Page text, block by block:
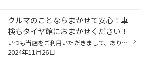
クルマのことならまかせて安心！車
検もタイヤ館におまかせください！
いつも当店をご利用いただきまして、ありがとうございます。 突然ですが、 タイヤ館でおクルマの車検も取り扱っていることご存じですか？ タイヤ館といえば、タイヤ専門店というイメージから、 タイヤを購入するだけのお店というイメージを持たれているお客様も多く、 車検も取り扱っていることをお...
2024年11月26日